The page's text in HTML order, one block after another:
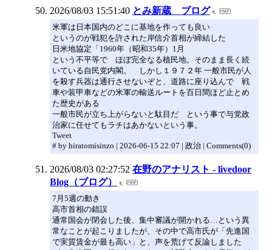
2026/08/03 15:51:40 とみ新蔵 ブログ
米軍は日本国内のどこに基地を作っても良い
というのが戦犯を許された岸信介首相が締結した
日米地協定「1960年（昭和35年）1月
という不平等で ほぼ完全なる植民地。そのまま長く続
いている自民党内閣。 しかし１９７２年 一般市民が人
を殺す兵器は通行させないぞと、道路に座り込んで 戦
車や装甲車などの米軍の輸送ルートを百日間ほど止とめ
た歴史がある
一般市民が立ち上がらないと駄目だ という事で与党政
治家に任せてもラチはあかないという事。
Tweet
# by hiratomisinzo | 2026-06-15 22:07 | 政治 | Comments(0)
2026/08/03 02:27:52 在野のアナリスト - livedoor
Blog（ブログ）
7月5週の動き
高市首相の錯誤
通常国会が閉会した後、集中審議が開かれる…という異
常なことが起こりましたが、その中で高市氏が「先進国
で実質賃金が最も高い」と、声を荒げて反論しました